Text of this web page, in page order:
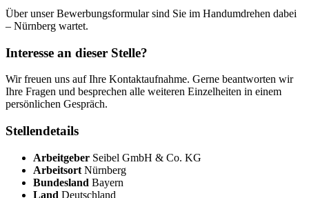
Über unser Bewerbungsformular sind Sie im Handumdrehen dabei
– Nürnberg wartet.
Interesse an dieser Stelle?
Wir freuen uns auf Ihre Kontaktaufnahme. Gerne beantworten wir
Ihre Fragen und besprechen alle weiteren Einzelheiten in einem
persönlichen Gespräch.
Stellendetails
Arbeitgeber Seibel GmbH & Co. KG
Arbeitsort Nürnberg
Bundesland Bayern
Land Deutschland